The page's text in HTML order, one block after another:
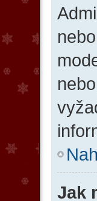
Jak